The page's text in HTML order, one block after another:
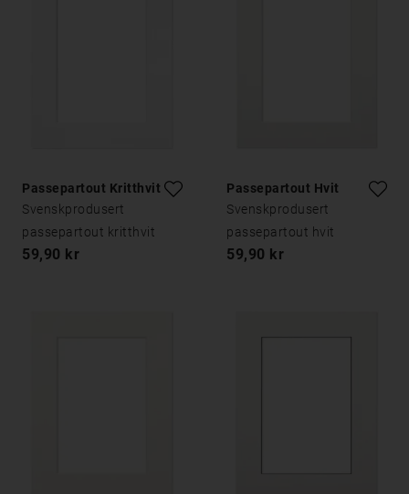
Passepartout Kritthvitt
Svenskprodusert
passepartout kritthvit
59,90 kr
Passepartout Hvit
Svenskprodusert
passepartout hvit
59,90 kr